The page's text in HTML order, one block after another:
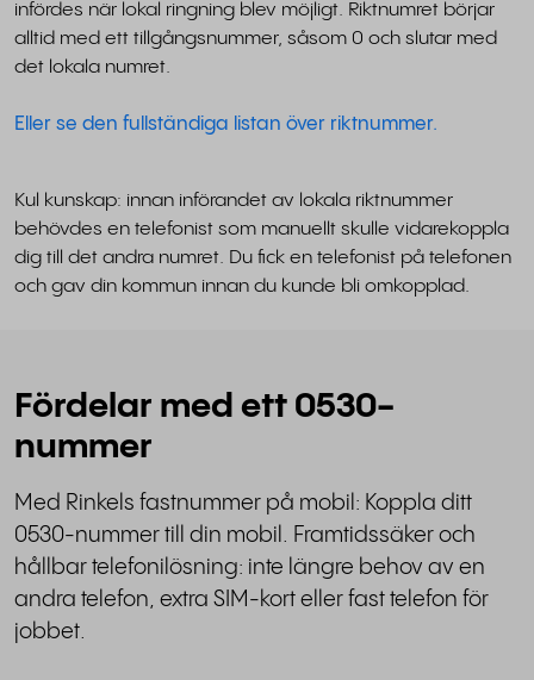
infördes när lokal ringning blev möjligt. Riktnumret börjar
alltid med ett tillgångsnummer, såsom 0 och slutar med
det lokala numret.
Eller se den fullständiga listan över riktnummer.
Kul kunskap: innan införandet av lokala riktnummer
behövdes en telefonist som manuellt skulle vidarekoppla
dig till det andra numret. Du fick en telefonist på telefonen
och gav din kommun innan du kunde bli omkopplad.
Fördelar med ett 0530-
nummer
Med Rinkels fastnummer på mobil: Koppla ditt
0530-nummer till din mobil. Framtidssäker och
hållbar telefonilösning: inte längre behov av en
andra telefon, extra SIM-kort eller fast telefon för
jobbet.